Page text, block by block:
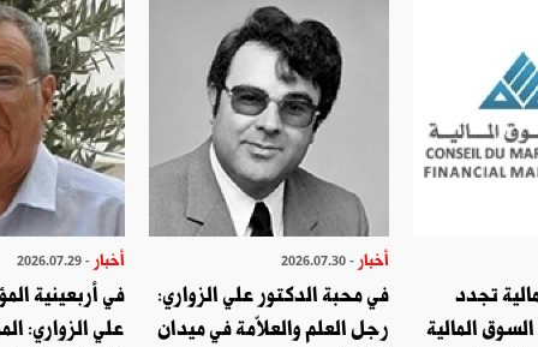
تجدد
المالية
أخبار - 2026.07.30
في محبة الدكتور علي الزواري:
رجل العلم والعلاّمة في ميدان
أخبار - 2026.07.29
في أربعينية
علي الزواري: